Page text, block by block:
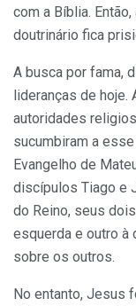
com a Bíblia.
doutrinário fica
A busca por fama,
lideranças de
autoridades
sucumbiram a
Evangelho de
discípulos Tiago e
do Reino, seus
esquerda e outro à
sobre os outros.
No entanto, Jesus